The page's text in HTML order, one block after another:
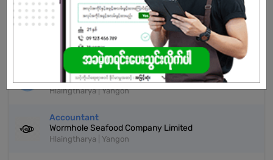
Cashier (female)
Pann Cherry Win Co., Ltd
Hlaingtharya | Yangon
Cashier
Unity Paper
Hlaingtharya | Yangon
Accountant
Wormhole Seafood Company Limited
Hlaingtharya | Yangon